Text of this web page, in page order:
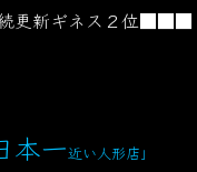
更新ギネス２位■■■
本一近い人形店」